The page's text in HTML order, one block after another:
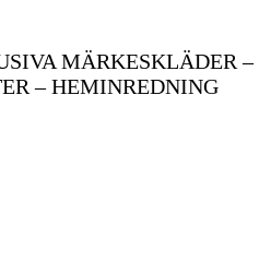
MÄRKESKLÄDER –
– HEMINREDNING